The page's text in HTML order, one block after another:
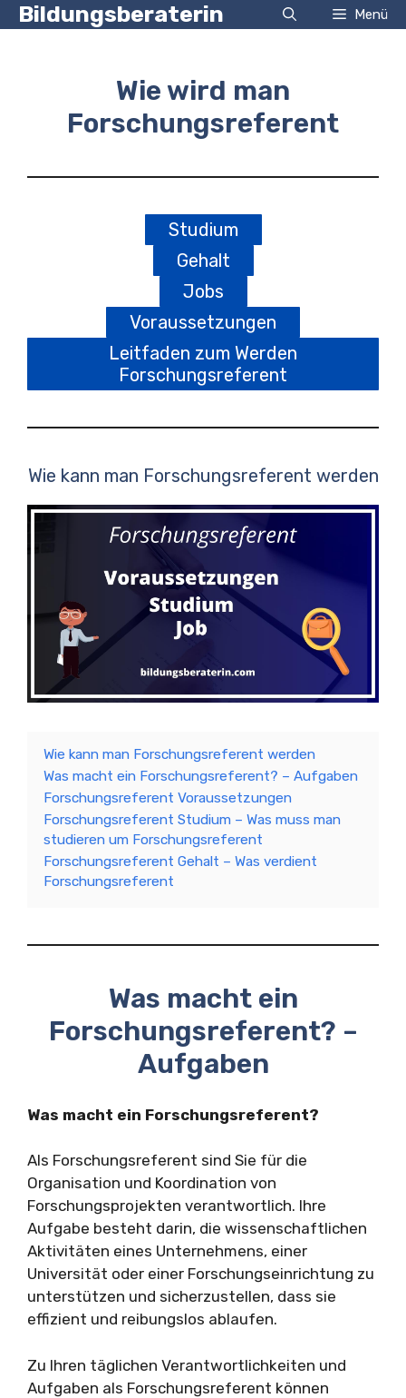
Zum
Inhalt
Bildungsberaterin Menü
Wie wird man
Forschungsreferent
Studium
Gehalt
Jobs
Voraussetzungen
Leitfaden zum Werden
Forschungsreferent
Wie kann man Forschungsreferent werden
Wie kann man Forschungsreferent werden
Was macht ein Forschungsreferent? – Aufgaben
Forschungsreferent Voraussetzungen
Forschungsreferent Studium – Was muss man
studieren um Forschungsreferent
Forschungsreferent Gehalt – Was verdient
Forschungsreferent
Was macht ein
Forschungsreferent? –
Aufgaben
Was macht ein Forschungsreferent?
Als Forschungsreferent sind Sie für die
Organisation und Koordination von
Forschungsprojekten verantwortlich. Ihre
Aufgabe besteht darin, die wissenschaftlichen
Aktivitäten eines Unternehmens, einer
Universität oder einer Forschungseinrichtung zu
unterstützen und sicherzustellen, dass sie
effizient und reibungslos ablaufen.
Zu Ihren täglichen Verantwortlichkeiten und
Aufgaben als Forschungsreferent können